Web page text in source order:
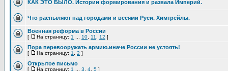
КАК ЭТО БЫЛО. Истории формирования и развала Империй.
Что распыляют над городами и весями Руси. Химтрейлы.
Военная реформа в России
[ На страницу: 1 10 11 12 ]
Пора перевооружать армию.иначе России не устоять!
[ На страницу: 1 2 ]
Открытое письмо
[ На страницу: 1 3 4 5 ]